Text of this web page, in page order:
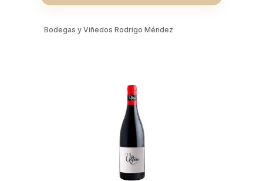
Bodegas y Viñedos Rodrigo Méndez